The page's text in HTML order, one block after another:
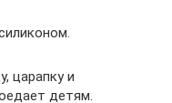
царапку и
детям.